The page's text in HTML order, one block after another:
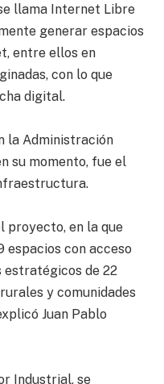
llama Internet Libre
generar espacios
entre ellos en
con lo que
digital.
la Administración
su momento, fue el
proyecto, en la que
espacios con acceso
de 22
y comunidades
Juan Pablo
Industrial, se